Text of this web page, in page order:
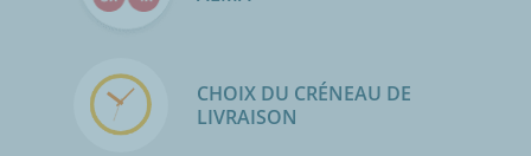
CHOIX DU CRÉNEAU DE
LIVRAISON